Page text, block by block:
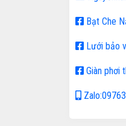
Bạt Che
Lưới bảo
Giàn phơi